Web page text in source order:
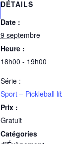
DÉTAILS
Date :
9 septembre
Heure :
18h00 - 19h00
Série :
Sport – Pickleball
Prix :
Gratuit
Catégories